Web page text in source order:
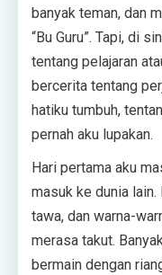
banyak teman, dan
“Bu Guru”. Tapi, di
tentang pelajaran
bercerita tentang
hatiku tumbuh,
pernah aku lupakan.
Hari pertama aku
masuk ke dunia lain.
tawa, dan warna-
merasa takut.
bermain dengan